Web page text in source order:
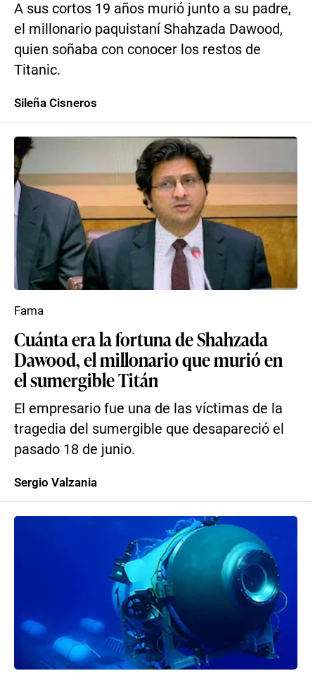
A sus cortos 19 años murió junto a su padre,
el millonario paquistaní Shahzada Dawood,
quien soñaba con conocer los restos de
Titanic.
Sileña Cisneros
Cuánta era la fortuna de Shahzada
Dawood, el millonario que murió en
el sumergible Titán
El empresario fue una de las víctimas de la
tragedia del sumergible que desapareció el
pasado 18 de junio.
Fama
Sergio Valzania